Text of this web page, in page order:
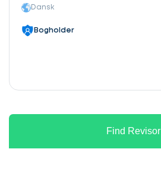
Dansk
Bogholder
Find Revisor